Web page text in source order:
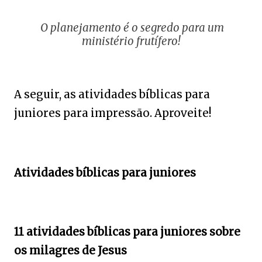
O planejamento é o segredo para um
ministério frutífero!
A seguir, as atividades bíblicas para
juniores para impressão. Aproveite!
Atividades bíblicas para juniores
11 atividades bíblicas para juniores sobre
os milagres de Jesus